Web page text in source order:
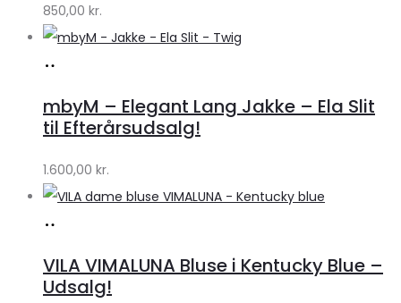
Lykke
850,00 kr.
Lykke
Lykke
mbyM – Elegant Lang Jakke – Ela Slit
til Efterårsudsalg!
1.600,00 kr.
Klædeskabet.dk
VILA VIMALUNA Bluse i Kentucky Blue –
Udsalg!